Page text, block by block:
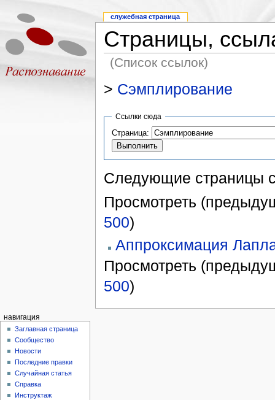
Страницы,
(Список ссылок)
> Сэмплирование
Ссылки сюда
Страница:
Следующие страницы
Просмотреть
500)
Аппроксимация
Просмотреть
500)
служебная страница
навигация
Заглавная страница
Сообщество
Новости
Последние правки
Случайная статья
Справка
Инструктаж